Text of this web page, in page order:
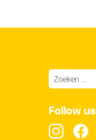
Follow us